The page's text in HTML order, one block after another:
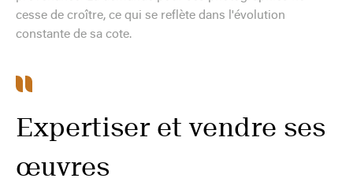
cesse de croître, ce qui se reflète dans l'évolution
constante de sa cote.
Expertiser et vendre ses
œuvres